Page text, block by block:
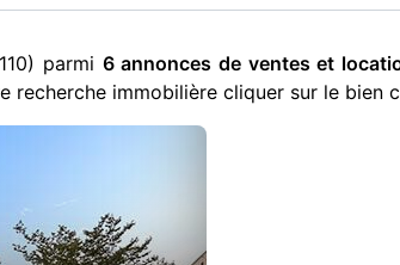
parmi 6 annonces de ventes et
recherche immobilière cliquer sur le bien